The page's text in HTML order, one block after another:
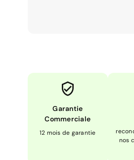
Garantie
Commerciale
12 mois de garantie
nos